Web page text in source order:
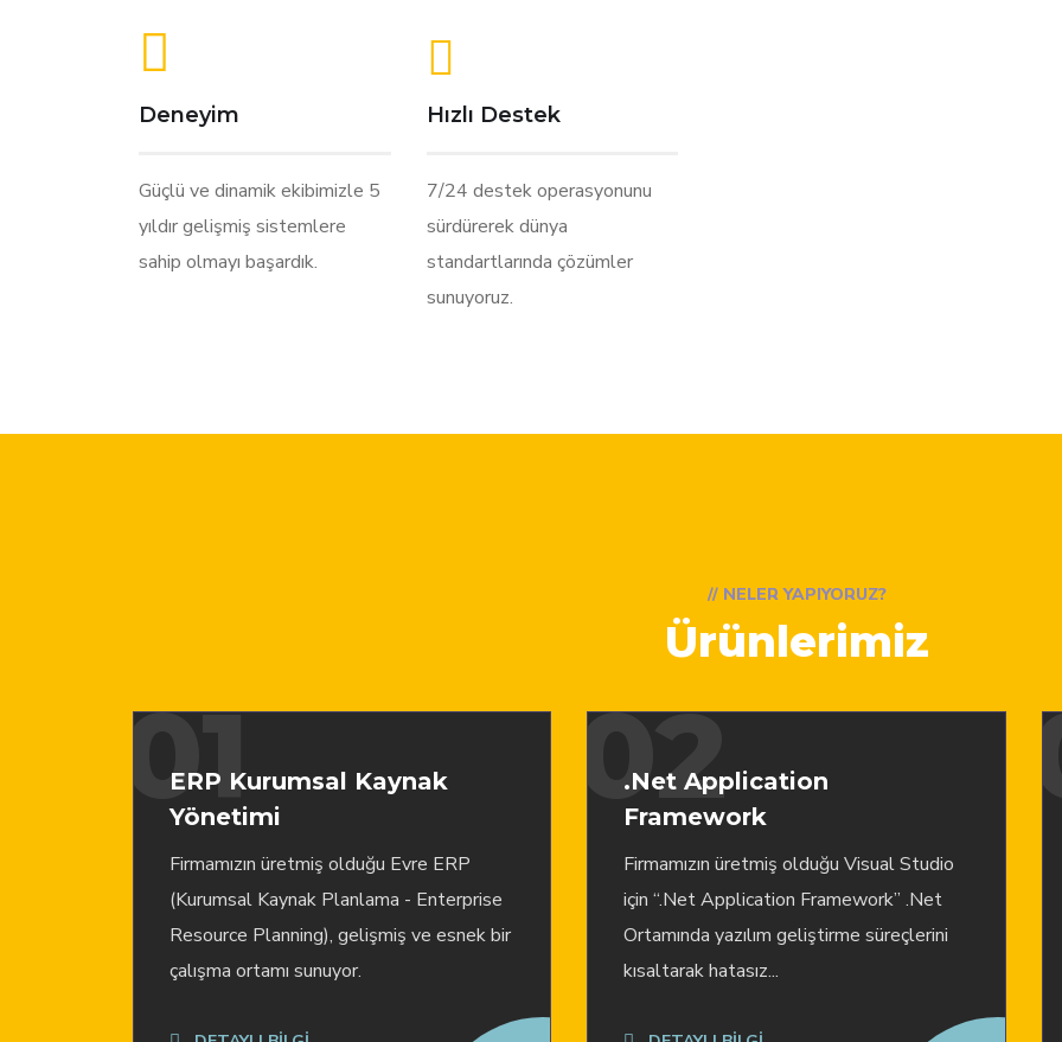
Deneyim
Güçlü ve dinamik ekibimizle 5
yıldır gelişmiş sistemlere
sahip olmayı başardık.
Hızlı Destek
7/24 destek operasyonunu
sürdürerek dünya
standartlarında çözümler
sunuyoruz.
// NELER YAPIYORUZ?
Ürünlerimiz
01
ERP Kurumsal Kaynak
Yönetimi
Firmamızın üretmiş olduğu Evre ERP
(Kurumsal Kaynak Planlama - Enterprise
Resource Planning), gelişmiş ve esnek bir
çalışma ortamı sunuyor.
02
.Net Application
Framework
Firmamızın üretmiş olduğu Visual Studio
için “.Net Application Framework” .Net
Ortamında yazılım geliştirme süreçlerini
kısaltarak hatasız...